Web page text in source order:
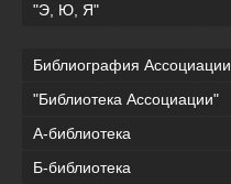
"Э, Ю, Я"
Библиография Ассоциации
"Библиотека Ассоциации"
А-библиотека
Б-библиотека